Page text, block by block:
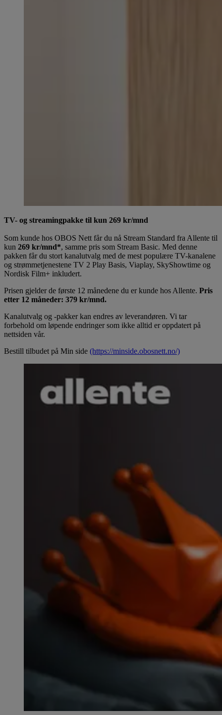
TV- og streamingpakke til kun 269 kr/mnd
Som kunde hos OBOS Nett får du nå Stream Standard fra Allente til
kun 269 kr/mnd*, samme pris som Stream Basic. Med denne
pakken får du stort kanalutvalg med de mest populære TV-kanalene
og strømmetjenestene TV 2 Play Basis, Viaplay, SkyShowtime og
Nordisk Film+ inkludert.
Prisen gjelder de første 12 månedene du er kunde hos Allente. Pris
etter 12 måneder: 379 kr/mnd.
Kanalutvalg og -pakker kan endres av leverandøren. Vi tar
forbehold om løpende endringer som ikke alltid er oppdatert på
nettsiden vår.
Bestill tilbudet på Min side (https://minside.obosnett.no/)